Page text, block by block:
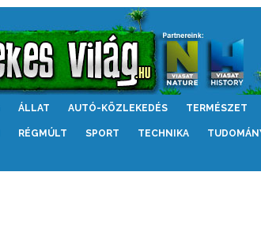
ÁLLAT AUTÓ-KÖZLEKEDÉS TERMÉSZET
RÉGMÚLT SPORT TECHNIKA